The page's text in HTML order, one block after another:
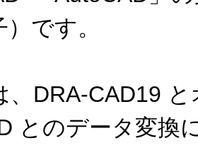
です。
、DRA-CAD19
とのデータ変換